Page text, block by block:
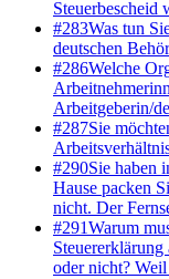
Steuerbescheid
#283Was tun
deutschen
#286Welche
Arbeitgeberin/
#287Sie
#290Sie haben
Hause packen
nicht. Der
#291Warum
oder nicht? Weil